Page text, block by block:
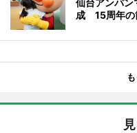
成 15周年の